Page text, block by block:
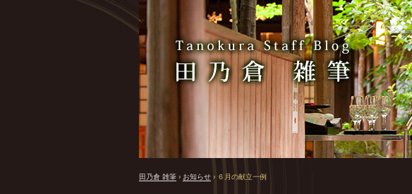
田乃倉 雑筆 › お知らせ › ６月の献立一例